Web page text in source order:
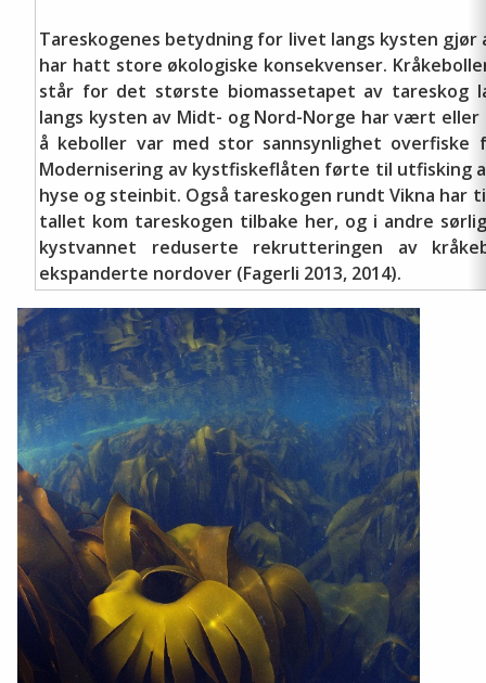
Tareskogenes betydning for livet langs kysten
har hatt store økologiske konsekvenser.
står for det største biomassetapet av tareskog
langs kysten av Midt- og Nord-Norge har vært
å keboller var med stor sannsynlighet overfiske
Modernisering av kystfiskeflåten førte til utfisking
hyse og steinbit. Også tareskogen rundt Vikna
tallet kom tareskogen tilbake her, og i andre
kystvannet reduserte rekrutteringen av
ekspanderte nordover (Fagerli 2013, 2014).